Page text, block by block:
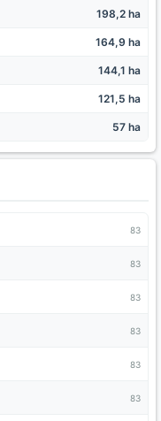
198,2 ha
164,9 ha
144,1 ha
121,5 ha
57 ha
83
83
83
83
83
83